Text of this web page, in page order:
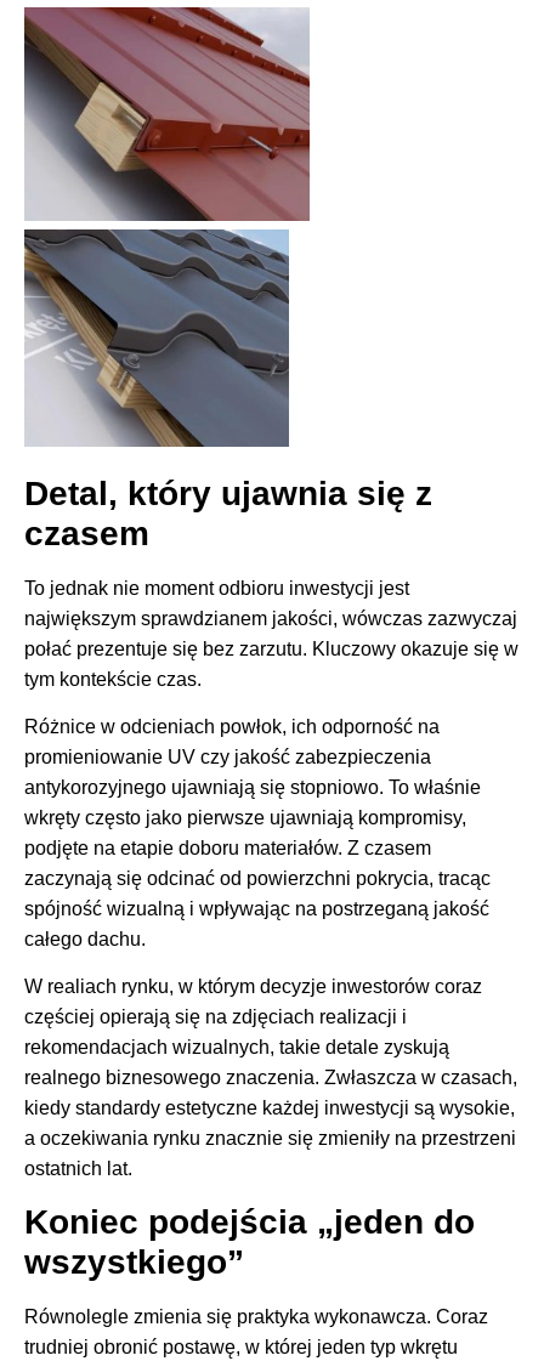
Detal, który ujawnia się z
czasem
To jednak nie moment odbioru inwestycji jest
największym sprawdzianem jakości, wówczas zazwyczaj
połać prezentuje się bez zarzutu. Kluczowy okazuje się w
tym kontekście czas.
Różnice w odcieniach powłok, ich odporność na
promieniowanie UV czy jakość zabezpieczenia
antykorozyjnego ujawniają się stopniowo. To właśnie
wkręty często jako pierwsze ujawniają kompromisy,
podjęte na etapie doboru materiałów. Z czasem
zaczynają się odcinać od powierzchni pokrycia, tracąc
spójność wizualną i wpływając na postrzeganą jakość
całego dachu.
W realiach rynku, w którym decyzje inwestorów coraz
częściej opierają się na zdjęciach realizacji i
rekomendacjach wizualnych, takie detale zyskują
realnego biznesowego znaczenia. Zwłaszcza w czasach,
kiedy standardy estetyczne każdej inwestycji są wysokie,
a oczekiwania rynku znacznie się zmieniły na przestrzeni
ostatnich lat.
Koniec podejścia „jeden do
wszystkiego”
Równolegle zmienia się praktyka wykonawcza. Coraz
trudniej obronić postawę, w której jeden typ wkrętu